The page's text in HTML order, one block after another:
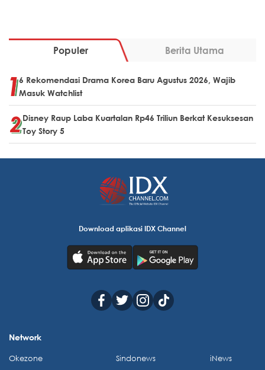
Populer Berita Utama
6 Rekomendasi Drama Korea Baru Agustus 2026, Wajib
Masuk Watchlist
Disney Raup Laba Kuartalan Rp46 Triliun Berkat Kesuksesan
Toy Story 5
Download aplikasi IDX Channel
Network
Okezone Sindonews iNews